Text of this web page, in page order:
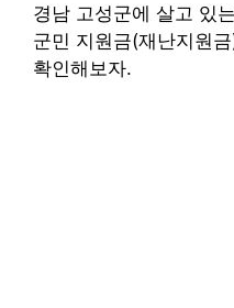
경남 고성군에 살고 있
군민 지원금(재난지원
확인해보자.